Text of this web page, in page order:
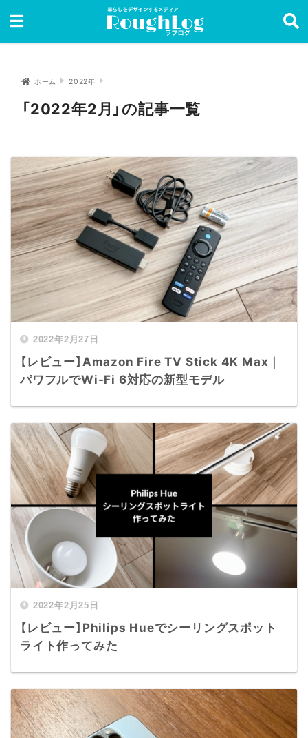
ホーム 2022年
「2022年2月」の記事一覧
2022年2月27日
【レビュー】Amazon Fire TV Stick 4K Max｜
パワフルでWi-Fi 6対応の新型モデル
2022年2月25日
【レビュー】Philips Hueでシーリングスポット
ライト作ってみた